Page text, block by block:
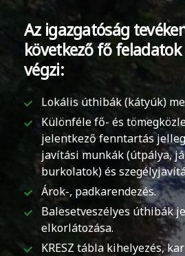
Az igazgatóság
következő fő
végzi:
Lokális úthibák (kátyúk)
Különféle fő- és
jelentkező fenntartás
javítási munkák (útpálya,
burkolatok) és
Árok-, padkarendezés.
Balesetveszélyes úthibák
elkorlátozása.
KRESZ tábla kihelyezés,